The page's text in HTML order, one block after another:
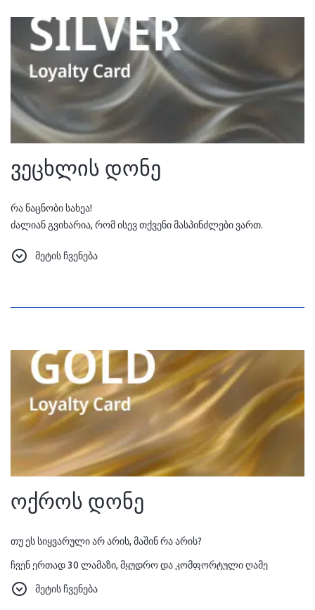
ვეცხლის დონე
რა ნაცნობი სახეა!
ძალიან გვიხარია, რომ ისევ თქვენი მასპინძლები ვართ.
გთავაზობთ სიყვარულსა და მზრუნველობას, რაც შეგვიძლია.
მეტის ჩვენება
ოქროს დონე
თუ ეს სიყვარული არ არის, მაშინ რა არის?
ჩვენ ერთად 30 ლამაზი, მყუდრო და კომფორტული ღამე
გავატარეთ.
მეტის ჩვენება